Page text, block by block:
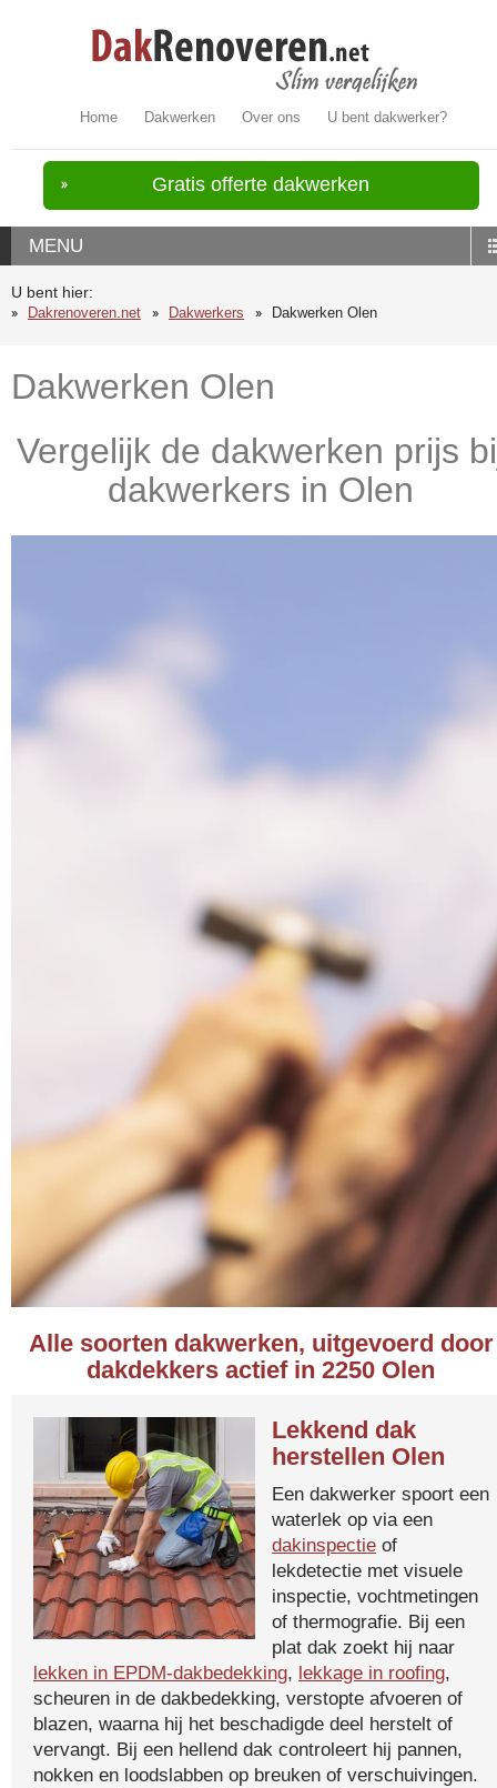
Home Dakwerken Over ons U bent dakwerker?
Gratis offerte dakwerken
MENU
U bent hier:
Dakrenoveren.net
Dakwerkers Dakwerken Olen
Dakwerken Olen
Vergelijk de dakwerken prijs
dakwerkers in Olen
Alle soorten dakwerken, uitgevoerd door
dakdekkers actief in 2250 Olen
Lekkend dak
herstellen Olen
Een dakwerker spoort een
waterlek op via een
dakinspectie of
lekdetectie met visuele
inspectie, vochtmetingen
of thermografie. Bij een
plat dak zoekt hij naar
lekken in EPDM-dakbedekking, lekkage in roofing,
scheuren in de dakbedekking, verstopte afvoeren of
blazen, waarna hij het beschadigde deel herstelt of
vervangt. Bij een hellend dak controleert hij pannen,
nokken en loodslabben op breuken of verschuivingen.